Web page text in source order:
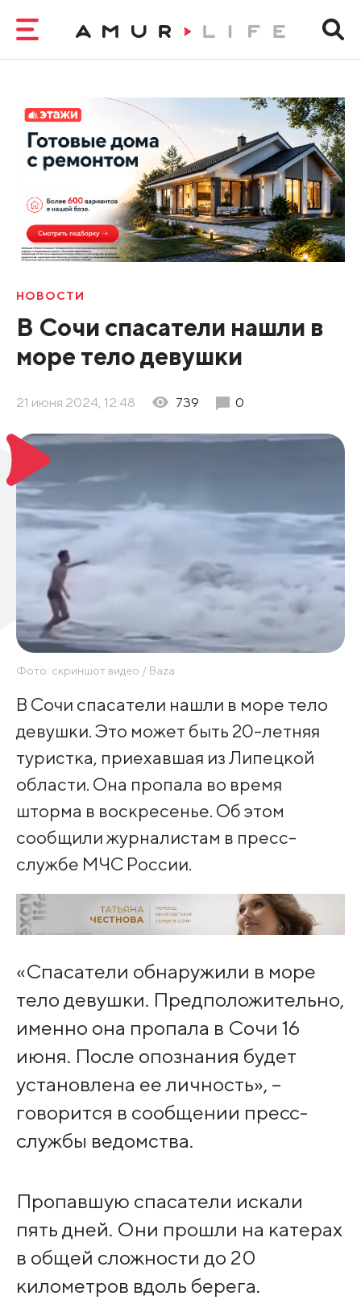
НОВОСТИ
В Сочи спасатели нашли в
море тело девушки
21 июня 2024, 12:48 739 0
Фото: скриншот видео / Baza
В Сочи спасатели нашли в море тело
девушки. Это может быть 20-летняя
туристка, приехавшая из Липецкой
области. Она пропала во время
шторма в воскресенье. Об этом
сообщили журналистам в пресс-
службе МЧС России.
«Спасатели обнаружили в море
тело девушки. Предположительно,
именно она пропала в Сочи 16
июня. После опознания будет
установлена ее личность», –
говорится в сообщении пресс-
службы ведомства.
Пропавшую спасатели искали
пять дней. Они прошли на катерах
в общей сложности до 20
километров вдоль берега.